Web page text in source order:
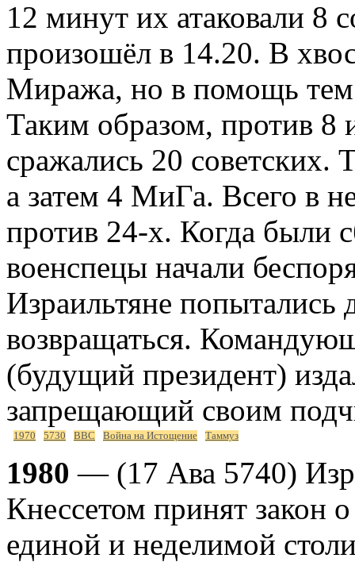
12 минут их атаковали 8
произошёл в 14.20. В
Миража, но в помощь
Таким образом, против 8
сражались 20 советских.
а затем 4 МиГа. Всего в
против 24-х. Когда были
военспецы начали
Израильтяне попытались
возвращаться.
(будущий президент)
запрещающий своим
1970 5730 ВВС Война на Истощение Таммуз
1980 — (17 Ава 5740)
Кнессетом принят закон
единой и неделимой